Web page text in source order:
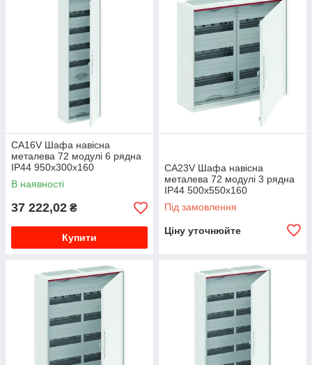
CA16V Шафа навісна
металева 72 модулі 6 рядна
IP44 950х300х160
2CPX052183R9999
В наявності
37 222,02 ₴
Купити
CA23V Шафа навісна
металева 72 модулі 3 рядна
IP44 500х550х160
2CPX052184R9999
Під замовлення
Ціну уточнюйте